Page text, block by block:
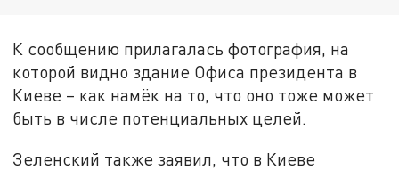
К сообщению прилагалась фотография, на
которой видно здание Офиса президента в
Киеве – как намёк на то, что оно тоже может
быть в числе потенциальных целей.
Зеленский также заявил, что в Киеве